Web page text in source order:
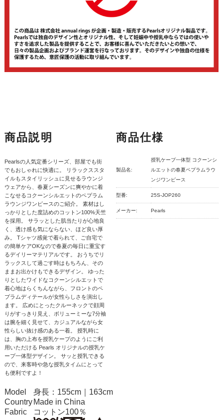
商品説明
Pearlsの人気定番シリーズ、部屋でも街
でもおしゃれに快適に。 リラックススタ
イルもスタイリッシュに見せるラウンジ
ウェアから、春夏シーズンに爽やかに着
こなせるコクーンシルエットのペプラム
ラウンジワンピースのご紹介。 素材はし
っかりとした度詰めのコットン100%天竺
を採用。 サラッとした肌当たりが心地良
く、透け感も気にならない、ほど良い厚
み。 Tシャツ感覚で着られて、ご自宅で
の簡単ケアOKなので春夏の毎日に重宝す
るデイリーマテリアルです。 おうちでリ
ラックスして過ごす時はもちろん、その
ままお出かけもできるデザイン。 ゆった
りとしたワイドなコクーンシルエットで
着心地はらくちんながら、フロントのペ
プラムディテールが女性らしさを演出し
ます。 広めにとったクルーネックで顔周
りがすっきり見え、ボリューミーな7分袖
は腕を細く見せて、カジュアルながら女
性らしい抜け感のある一着。 授乳時に
は、胸の上布を授乳ケープのようにご利
用いただける Pearls オリジナルの授乳ケ
ープ一体型デザイン。 サッと授乳できる
ので、来客時や急な授乳タイムにとって
も便利ですよ！
商品仕様
製品名:
授乳ケープ一体型 コクーンシ
ルエットの春夏ペプラムラウ
ンジワンピース
型番: 25S-JOP260
メーカー: Pearls
Model
身長：155cm｜163cm
Country Made in China
Fabric
コットン100％